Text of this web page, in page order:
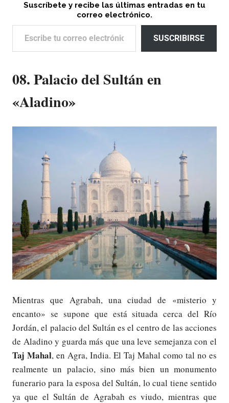
Suscríbete y recibe las últimas entradas en tu
correo electrónico.
Escribe tu correo electrónico…
SUSCRIBIRSE
08. Palacio del Sultán en
«Aladino»
Mientras que Agrabah, una ciudad de «misterio y
encanto» se supone que está situada cerca del Río
Jordán, el palacio del Sultán es el centro de las acciones
de Aladino y guarda más que una leve semejanza con el
Taj Mahal, en Agra, India. El Taj Mahal como tal no es
realmente un palacio, sino más bien un monumento
funerario para la esposa del Sultán, lo cual tiene sentido
ya que el Sultán de Agrabah es viudo, mientras que